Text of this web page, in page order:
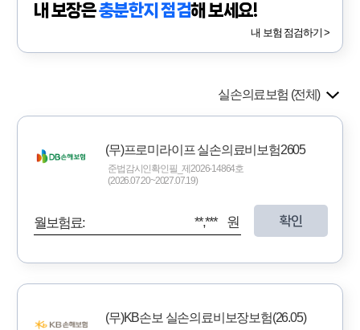
내 보장은충분한지 점검해 보세요!
내 보험 점검하기 >
실손의료보험 (전체)
(무)프로미라이프 실손의료비보험2605
준법감시인확인필_제2026-14864호
(2026.07.20~2027.07.19)
월보험료: **,*** 원 확인
(무)KB손보 실손의료비보장보험(26.05)